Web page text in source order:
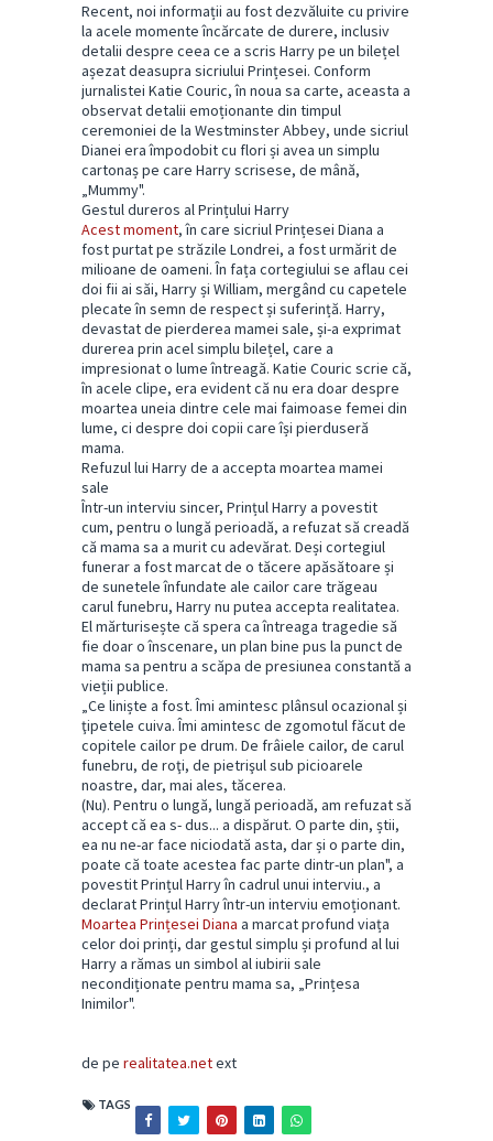
Recent, noi informații au fost dezvăluite cu privire
la acele momente încărcate de durere, inclusiv
detalii despre ceea ce a scris Harry pe un bilețel
așezat deasupra sicriului Prințesei. Conform
jurnalistei Katie Couric, în noua sa carte, aceasta a
observat detalii emoționante din timpul
ceremoniei de la Westminster Abbey, unde sicriul
Dianei era împodobit cu flori și avea un simplu
cartonaș pe care Harry scrisese, de mână,
„Mummy".
Gestul dureros al Prințului Harry
Acest moment, în care sicriul Prințesei Diana a
fost purtat pe străzile Londrei, a fost urmărit de
milioane de oameni. În fața cortegiului se aflau cei
doi fii ai săi, Harry și William, mergând cu capetele
plecate în semn de respect și suferință. Harry,
devastat de pierderea mamei sale, și-a exprimat
durerea prin acel simplu bilețel, care a
impresionat o lume întreagă. Katie Couric scrie că,
în acele clipe, era evident că nu era doar despre
moartea uneia dintre cele mai faimoase femei din
lume, ci despre doi copii care își pierduseră
mama.
Refuzul lui Harry de a accepta moartea mamei
sale
Într-un interviu sincer, Prințul Harry a povestit
cum, pentru o lungă perioadă, a refuzat să creadă
că mama sa a murit cu adevărat. Deși cortegiul
funerar a fost marcat de o tăcere apăsătoare și
de sunetele înfundate ale cailor care trăgeau
carul funebru, Harry nu putea accepta realitatea.
El mărturisește că spera ca întreaga tragedie să
fie doar o înscenare, un plan bine pus la punct de
mama sa pentru a scăpa de presiunea constantă a
vieții publice.
„Ce liniște a fost. Îmi amintesc plânsul ocazional și
ţipetele cuiva. Îmi amintesc de zgomotul făcut de
copitele cailor pe drum. De frâiele cailor, de carul
funebru, de roţi, de pietrişul sub picioarele
noastre, dar, mai ales, tăcerea.
(Nu). Pentru o lungă, lungă perioadă, am refuzat să
accept că ea s- dus... a dispărut. O parte din, știi,
ea nu ne-ar face niciodată asta, dar și o parte din,
poate că toate acestea fac parte dintr-un plan", a
povestit Prințul Harry în cadrul unui interviu., a
declarat Prințul Harry într-un interviu emoționant.
Moartea Prințesei Diana a marcat profund viața
celor doi prinți, dar gestul simplu și profund al lui
Harry a rămas un simbol al iubirii sale
necondiționate pentru mama sa, „Prințesa
Inimilor".
de pe realitatea.netext
TAGS